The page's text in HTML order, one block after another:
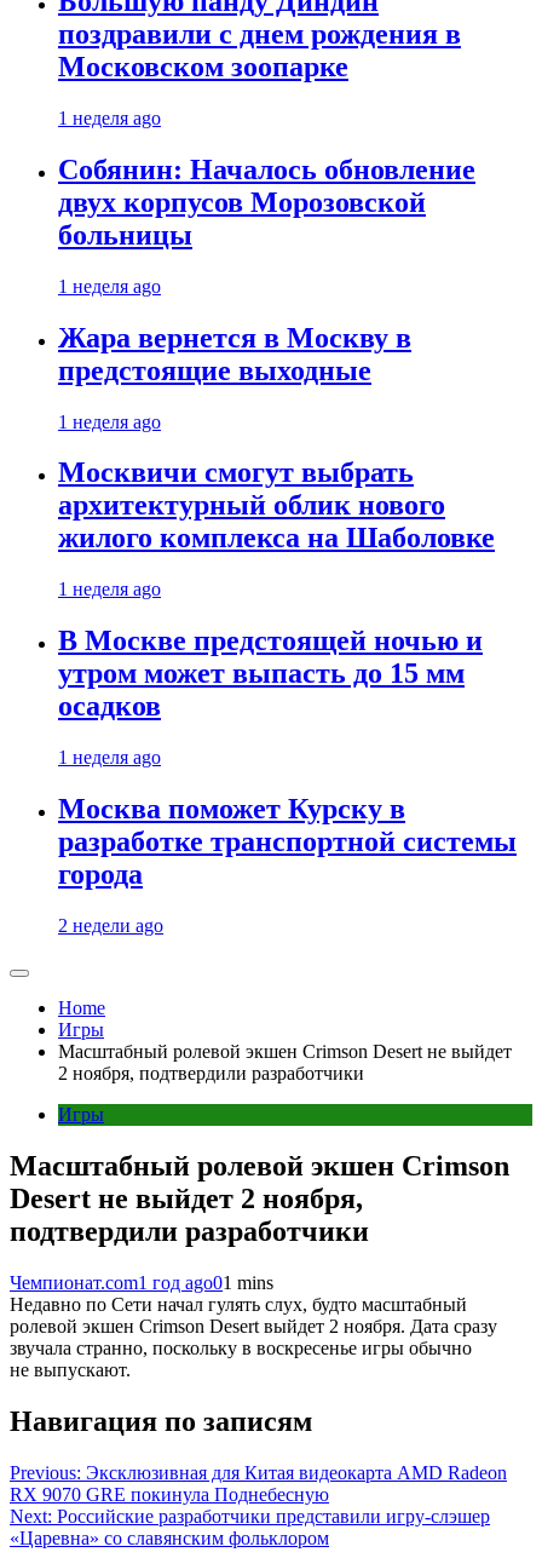
поздравили с днем рождения в
Московском зоопарке
1 неделя ago
Собянин: Началось обновление
двух корпусов Морозовской
больницы
1 неделя ago
Жара вернется в Москву в
предстоящие выходные
1 неделя ago
Москвичи смогут выбрать
архитектурный облик нового
жилого комплекса на Шаболовке
1 неделя ago
В Москве предстоящей ночью и
утром может выпасть до 15 мм
осадков
1 неделя ago
Москва поможет Курску в
разработке транспортной системы
города
2 недели ago
Home
Игры
Масштабный ролевой экшен Crimson Desert не выйдет
2 ноября, подтвердили разработчики
Игры
Масштабный ролевой экшен Crimson
Desert не выйдет 2 ноября,
подтвердили разработчики
Чемпионат.com1 год ago01 mins
Недавно по Сети начал гулять слух, будто масштабный
ролевой экшен Crimson Desert выйдет 2 ноября. Дата сразу
звучала странно, поскольку в воскресенье игры обычно
не выпускают.
Навигация по записям
Previous: Эксклюзивная для Китая видеокарта AMD Radeon
RX 9070 GRE покинула Поднебесную
Next: Российские разработчики представили игру-слэшер
«Царевна» со славянским фольклором